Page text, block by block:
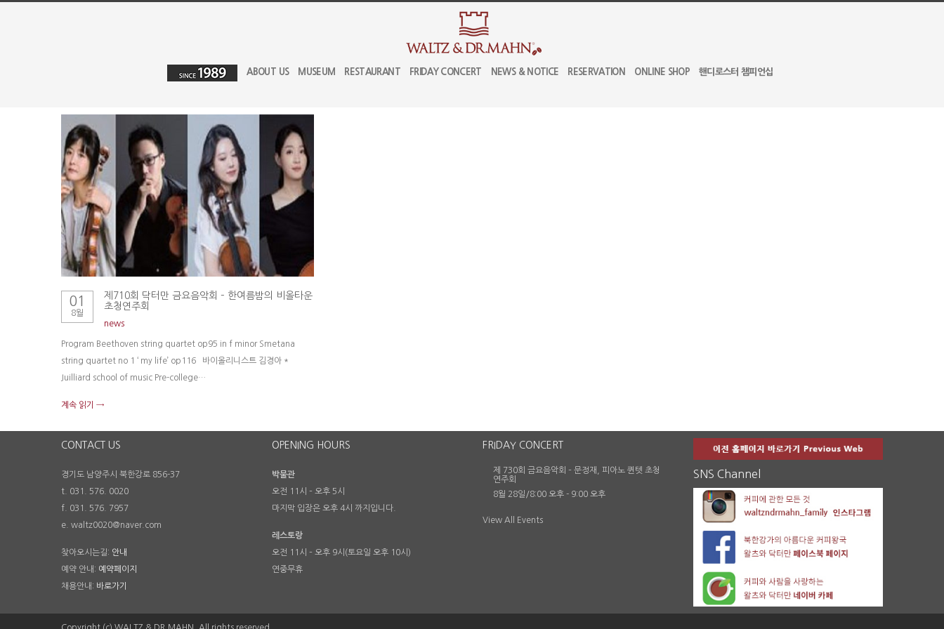
ABOUT US MUSEUM RESTAURANT FRIDAY CONCERT NEWS & NOTICE RESERVATION ONLINE SHOP 핸디로스터 챔피언십
01
8월
제710회 닥터만 금요음악회 – 한여름밤의 비올타운
초청연주회
news
Program Beethoven string quartet op95 in f minor Smetana
string quartet no 1 ‘ my life’ op116 바이올리니스트 김경아 *
Juilliard school of music Pre-college…
계속 읽기 →
CONTACT US
경기도 남양주시 북한강로 856-37
t. 031. 576. 0020
f. 031. 576. 7957
e. waltz0020@naver.com
찾아오시는길: 안내
예약 안내: 예약페이지
채용안내: 바로가기
OPENING HOURS
박물관
오전 11시 – 오후 5시
마지막 입장은 오후 4시 까지입니다.
레스토랑
오전 11시 – 오후 9시(토요일 오후 10시)
연중무휴
FRIDAY CONCERT
제 730회 금요음악회 – 문정재, 피아노 퀸텟 초청
연주회
8월 28일/8:00 오후 - 9:00 오후
View All Events
SNS Channel